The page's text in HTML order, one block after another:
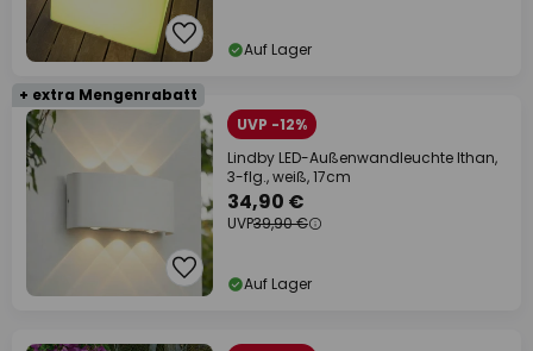
Auf Lager
+ extra Mengenrabatt
UVP -12%
Lindby LED-Außenwandleuchte Ithan,
3-flg., weiß, 17cm
34,90 €
UVP39,90 €
Auf Lager